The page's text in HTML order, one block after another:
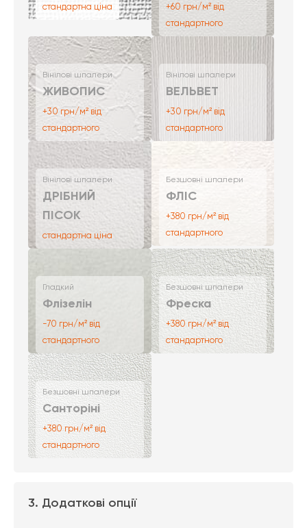
стандартна ціна
+60 грн/м² від
стандартного
Вінілові шпалери
ЖИВОПИС
+30 грн/м² від
стандартного
Вінілові шпалери
ВЕЛЬВЕТ
+30 грн/м² від
стандартного
Вінілові шпалери
ДРІБНИЙ
ПІСОК
стандартна ціна
Безшовні шпалери
ФЛІС
+380 грн/м² від
стандартного
Гладкий
Флізелін
-70 грн/м² від
стандартного
Безшовні шпалери
Фреска
+380 грн/м² від
стандартного
Безшовні шпалери
Санторіні
+380 грн/м² від
стандартного
3. Додаткові опції